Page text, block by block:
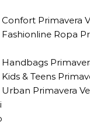
Primavera
Ropa
& Teens
Primavera